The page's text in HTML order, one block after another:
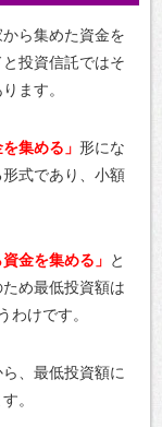
ら集めた資金を
投資信託ではそ
ます。
集める」 形にな
式であり、小額
金を集める」 と
め最低投資額は
わけです。
、最低投資額に
。